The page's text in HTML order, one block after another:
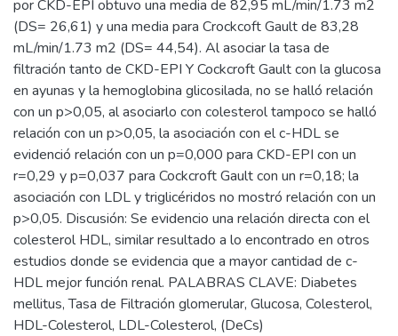
por CKD-EPI obtuvo una media de 82,95 mL/min/1.73 m2
(DS= 26,61) y una media para Crockcoft Gault de 83,28
mL/min/1.73 m2 (DS= 44,54). Al asociar la tasa de
filtración tanto de CKD-EPI Y Cockcroft Gault con la glucosa
en ayunas y la hemoglobina glicosilada, no se halló relación
con un p>0,05, al asociarlo con colesterol tampoco se halló
relación con un p>0,05, la asociación con el c-HDL se
evidenció relación con un p=0,000 para CKD-EPI con un
r=0,29 y p=0,037 para Cockcroft Gault con un r=0,18; la
asociación con LDL y triglicéridos no mostró relación con un
p>0,05. Discusión: Se evidencio una relación directa con el
colesterol HDL, similar resultado a lo encontrado en otros
estudios donde se evidencia que a mayor cantidad de c-
HDL mejor función renal. PALABRAS CLAVE: Diabetes
mellitus, Tasa de Filtración glomerular, Glucosa, Colesterol,
HDL-Colesterol, LDL-Colesterol, (DeCs)